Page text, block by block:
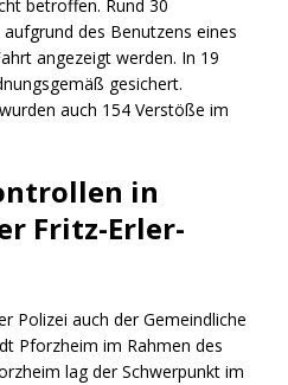
betroffen. Rund 30
des Benutzens eines
angezeigt werden. In 19
gesichert.
auch 154 Verstöße im
in
Fritz-Erler-
Polizei auch der Gemeindliche
Pforzheim im Rahmen des
lag der Schwerpunkt im